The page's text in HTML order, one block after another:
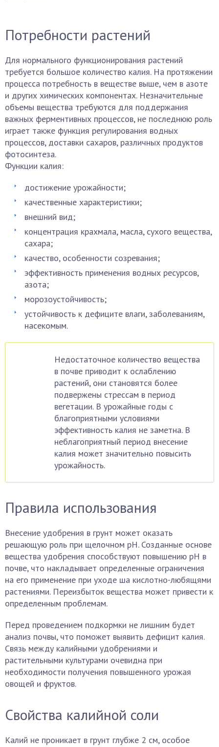
Потребности растений
Для нормального функционирования растений
требуется большое количество калия. На протяжении
процесса потребность в веществе выше, чем в азоте
и других химических компонентах. Незначительные
объемы вещества требуются для поддержания
важных ферментивных процессов, не последнюю роль
играет также функция регулирования водных
процессов, доставки сахаров, различных продуктов
фотосинтеза.
Функции калия:
достижение урожайности;
качественные характеристики;
внешний вид;
концентрация крахмала, масла, сухого вещества,
сахара;
качество, особенности созревания;
эффективность применения водных ресурсов,
азота;
морозоустойчивость;
устойчивость к дефиците влаги, заболеваниям,
насекомым.
Недостаточное количество вещества
в почве приводит к ослаблению
растений, они становятся более
подвержены стрессам в период
вегетации. В урожайные годы с
благоприятными условиями
эффективность калия не заметна. В
неблагоприятный период внесение
калия может значительно повысить
урожайность.
Правила использования
Внесение удобрения в грунт может оказать
решающую роль при щелочном рН. Созданные основе
вещества удобрения способствуют повышению рН в
почве, что накладывает определенные ограничения
на его применение при уходе ша кислотно-любящями
растениями. Переизбыток вещества может привести к
определенным проблемам.
Перед проведением подкормки не лишним будет
анализ почвы, что поможет выявить дефицит калия.
Связь между калийными удобрениями и
растительными культурами очевидна при
необходимости получения повышенного урожая
овощей и фруктов.
Свойства калийной соли
Калий не проникает в грунт глубже 2 см, особое